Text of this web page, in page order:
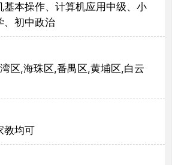
基本操作、计算机应用中级、小
、初中政治
区,海珠区,番禺区,黄埔区,白云
教均可